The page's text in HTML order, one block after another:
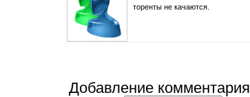
торенты не качаются.
Добавление комментария